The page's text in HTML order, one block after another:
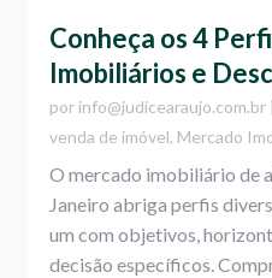
Conheça os 4
Imobiliários e
por info@judicearaujo.com.br
venda de imóvel, Mercado
O mercado imobiliário de
Janeiro abriga perfis
um com objetivos,
decisão específicos.